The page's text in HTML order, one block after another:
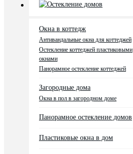
Остекление домов
Окна в коттедж
Антивандальные окна для коттеджей
Остекление коттеджей пластиковыми
окнами
Панорамное остекление коттеджей
Загородные дома
Окна в пол в загородном доме
Панорамное остекление домов
Пластиковые окна в дом